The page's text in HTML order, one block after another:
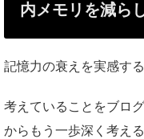
内メモリを減ら
記憶力の衰えを実感す
考えていることをブロ
からもう一歩深く考え